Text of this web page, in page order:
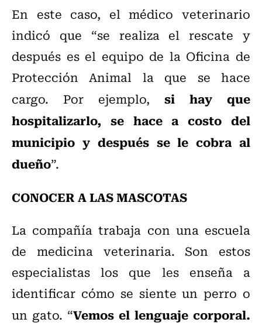
En este caso, el médico veterinario
indicó que “se realiza el rescate y
después es el equipo de la Oficina de
Protección Animal la que se hace
cargo. Por ejemplo, si hay que
hospitalizarlo, se hace a costo del
municipio y después se le cobra al
dueño”.
CONOCER A LAS MASCOTAS
La compañía trabaja con una escuela
de medicina veterinaria. Son estos
especialistas los que les enseña a
identificar cómo se siente un perro o
un gato. “Vemos el lenguaje corporal.